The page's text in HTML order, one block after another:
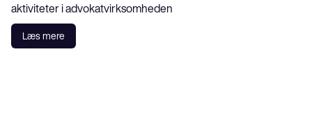
aktiviteter i advokatvirksomheden
Læs mere